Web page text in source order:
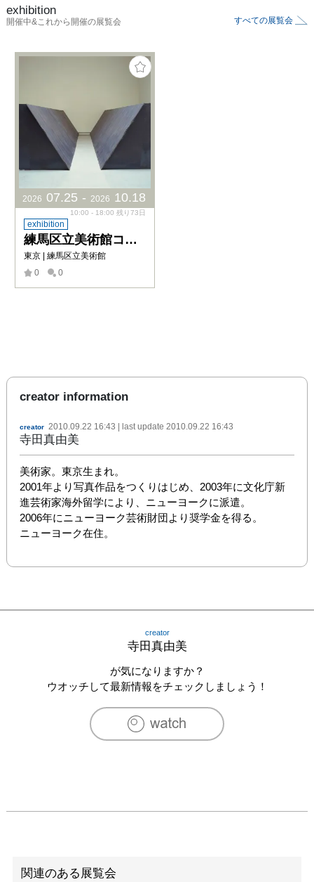
exhibition
開催中&これから開催の展覧会 すべての展覧会
2026 07.25 - 2026 10.18
10:00 - 18:00 残り73日
exhibition
練馬区立美術館コレクション 若林奮－Run and Rest－｜寺田真由美－不在の存在－
東京 | 練馬区立美術館
0
0
creator information
creator 2010.09.22 16:43 | last update 2010.09.22 16:43
寺田真由美
美術家。東京生まれ。
2001年より写真作品をつくりはじめ、2003年に文化庁新
進芸術家海外留学により、ニューヨークに派遣。
2006年にニューヨーク芸術財団より奨学金を得る。
ニューヨーク在住。
creator
寺田真由美
が気になりますか？
ウオッチして最新情報をチェックしましょう！
関連のある展覧会